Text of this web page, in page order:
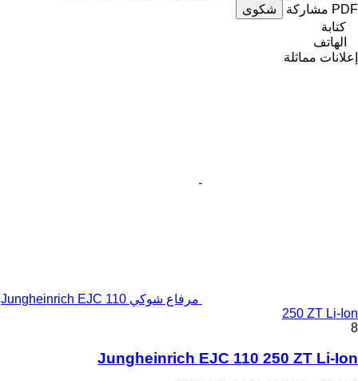
PDF مشاركة
شكوى
كتابة
الهاتف
إعلانات مماثلة
مرفاع شوكي Jungheinrich EJC 110
250 ZT Li-Ion
8
Jungheinrich EJC 110 250 ZT Li-Ion